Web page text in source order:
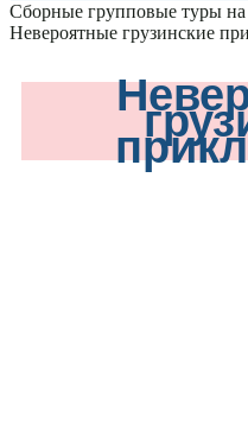
Сборные групповые туры на
Невероятные грузинские